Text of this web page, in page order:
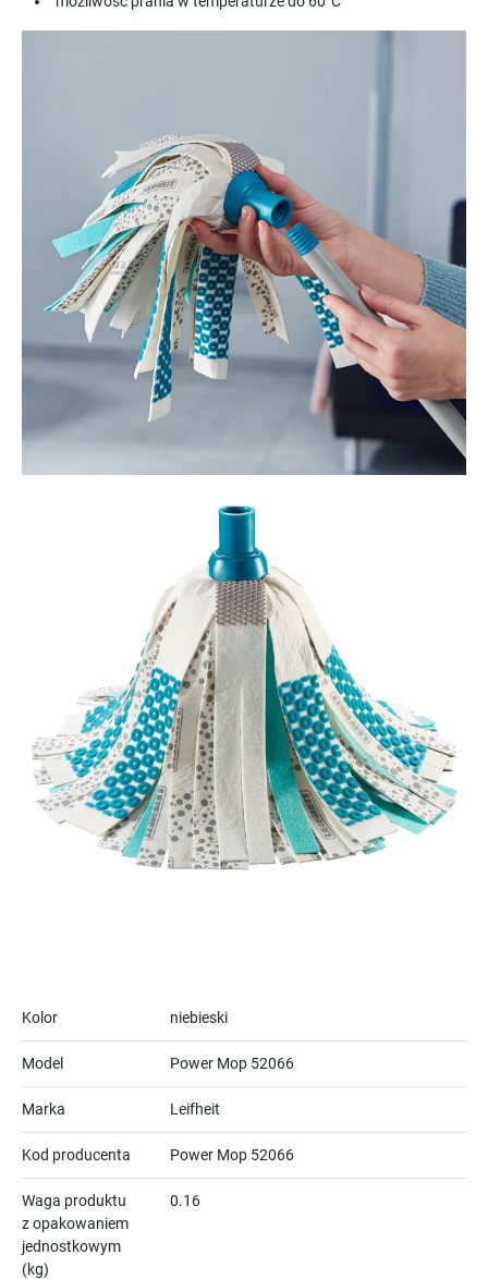
Kolor niebieski
Model Power Mop 52066
Marka Leifheit
Kod producenta Power Mop 52066
Waga produktu
z opakowaniem
jednostkowym
(kg)
0.16